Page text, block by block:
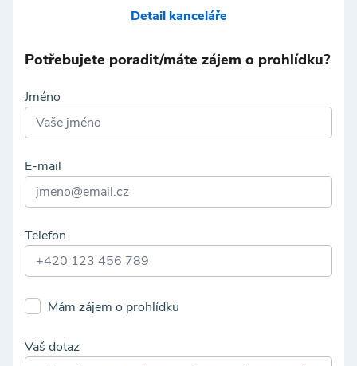
Detail kanceláře
Potřebujete poradit/máte zájem o prohlídku?
Jméno
E-mail
Telefon
Mám zájem o prohlídku
Vaš dotaz